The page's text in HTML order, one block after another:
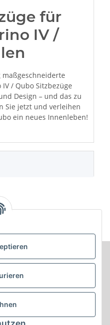
für
IV /
maßgeschneiderte
/ Qubo Sitzbezüge
Design – und das zu
Sie jetzt und verleihen
ein neues Innenleben!